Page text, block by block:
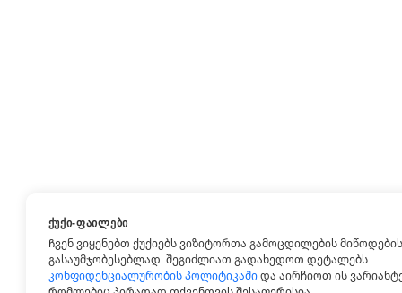
ᲥᲣᲥᲘ-ᲤᲐᲘᲚᲔᲑᲘ
Ჩვენ ვიყენებთ ქუქიებს ვიზიტორთა გამოცდილების
გასაუმჯობესებლად. შეგიძლიათ გადახედოთ დეტალებს
კონფიდენციალურობის პოლიტიკაშიდა აირჩიოთ ის